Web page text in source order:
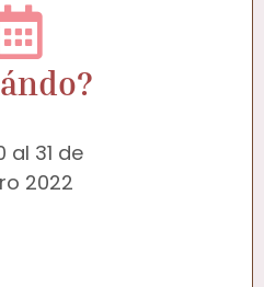
al 31 de
2022